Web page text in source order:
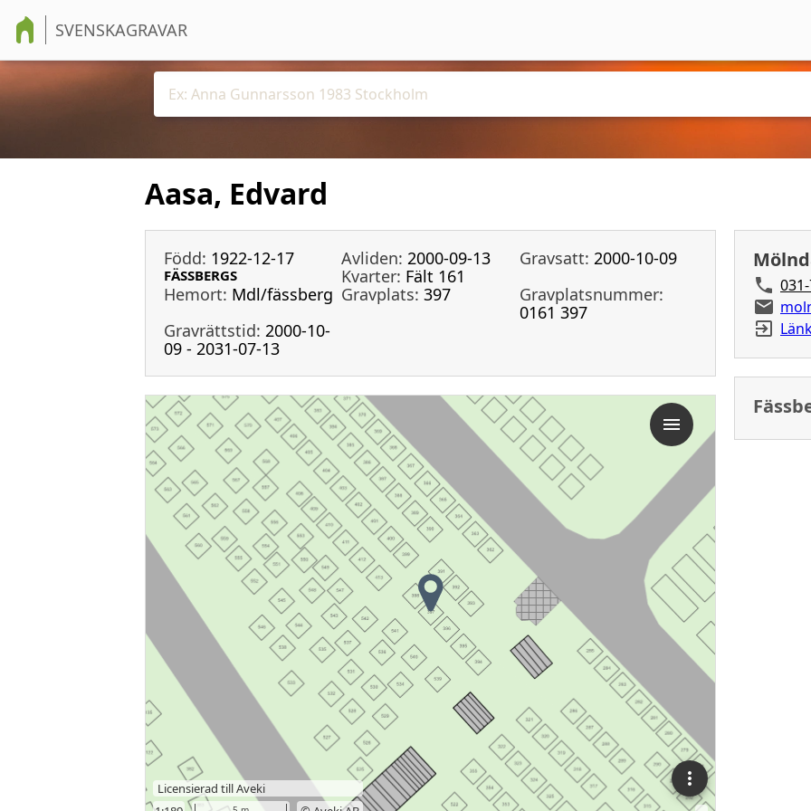
SVENSKAGRAVAR
Aasa, Edvard
Född: 1922-12-17 Avliden: 2000-09-13 Gravsatt: 2000-10-09
FÄSSBERGS Kvarter: Fält 161
Hemort: Mdl/fässberg Gravplats: 397
Gravplatsnummer:
0161 397
Gravrättstid: 2000-10-
09 - 2031-07-13